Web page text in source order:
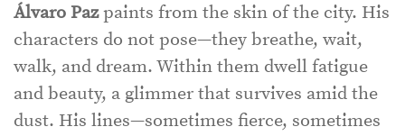
Álvaro Pazpaints from the skin of the city. His
characters do not pose—they breathe, wait,
walk, and dream. Within them dwell fatigue
and beauty, a glimmer that survives amid the
dust. His lines—sometimes fierce, sometimes